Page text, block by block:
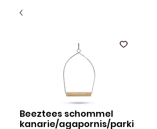
Beeztees schommel
kanarie/agapornis/parki